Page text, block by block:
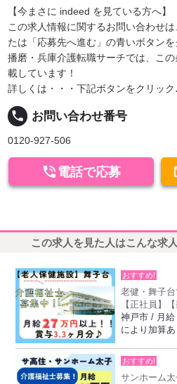
【今まさに indeed を見ている方へ】
この求人情報に関するお問い合わせ
たは「応募先へ進む」の青いボタンを
播磨・兵庫介護転職サーチでは、こ
載しています！
詳しくは・・・下記ボタンをクリック
local_phone お問い合わせ番号
0120-927-506
 電話で応募
この求人を見た人はこんな求
おすすめ!
老健・舞子台
【正社員】
神戸市 / 月給
により加算あ
おすすめ!
サンホーム